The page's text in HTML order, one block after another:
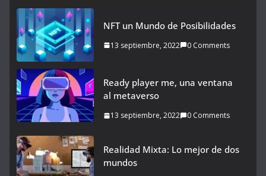
NFT un Mundo de Posibilidades
13 septiembre, 2022 0 Comments
Ready player me, una ventana
al metaverso
13 septiembre, 2022 0 Comments
Realidad Mixta: Lo mejor de dos
mundos